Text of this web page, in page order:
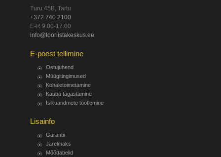
Turu 45B, Tartu
+372 740 2100
E-R 9.00-17.00
info@tooriistakeskus.ee
E-poest tellimine
Ostujuhend
Müügitingimused
Kohaletoimetamine
Kauba tagastamine
Isikuandmete töötlemine
Lisainfo
Garantii
Järelmaks
Mõõttabelid